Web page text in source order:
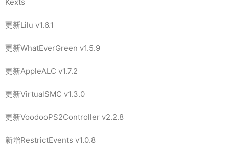
更新Lilu v1.6.1
更新WhatEverGreen v1.5.9
更新AppleALC v1.7.2
更新VirtualSMC v1.3.0
更新VoodooPS2Controller v2.2.8
新增RestrictEvents v1.0.8